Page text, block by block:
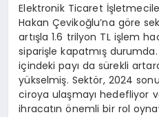
Elektronik Ticaret
Hakan Çevikoğlu’na göre
artışla 1.6 trilyon TL işlem
siparişle kapatmış
içindeki payı da sürekli
yükselmiş. Sektör, 2024
ciroya ulaşmayı hedefliyor
ihracatın önemli bir rol